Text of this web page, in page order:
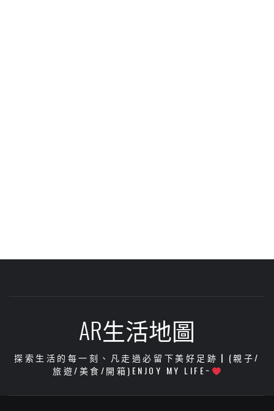
AR生活地圖
探索生活的每一刻、凡走過必留下美好足跡┃(親子/
旅遊/美食/開箱)ENJOY MY LIFE~